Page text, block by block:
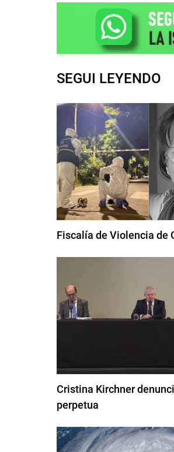
SEGUI LEYENDO
Fiscalía de Violencia de
Cristina Kirchner
perpetua